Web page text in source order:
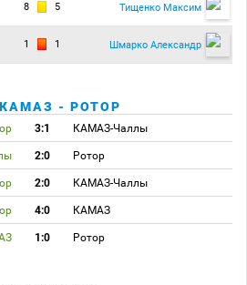
8 5 Тищенко Максим
1 1 Шмарко Александр
- РОТОР
3:1 КАМАЗ-Чаллы
2:0 Ротор
2:0 КАМАЗ-Чаллы
4:0 КАМАЗ
1:0 Ротор